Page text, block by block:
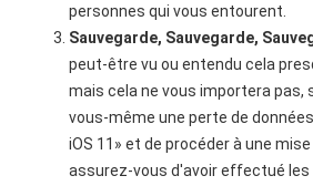
personnes qui vous entourent.
Sauvegarde, Sauvegarde,
peut-être vu ou entendu cela
mais cela ne vous importera pas,
vous-même une perte de
iOS 11» et de procéder à une
assurez-vous d'avoir effectué les